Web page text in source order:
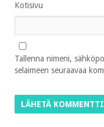
Kotisivu
Tallenna nimeni,
selaimeen seuraavaa